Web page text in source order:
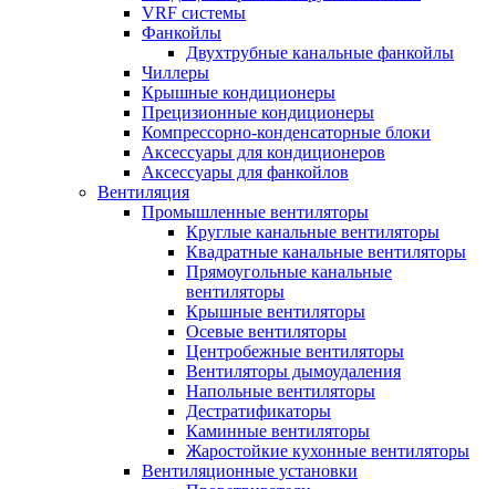
VRF системы
Фанкойлы
Двухтрубные канальные фанкойлы
Чиллеры
Крышные кондиционеры
Прецизионные кондиционеры
Компрессорно-конденсаторные блоки
Аксессуары для кондиционеров
Аксессуары для фанкойлов
Вентиляция
Промышленные вентиляторы
Круглые канальные вентиляторы
Квадратные канальные вентиляторы
Прямоугольные канальные
вентиляторы
Крышные вентиляторы
Осевые вентиляторы
Центробежные вентиляторы
Вентиляторы дымоудаления
Напольные вентиляторы
Дестратификаторы
Каминные вентиляторы
Жаростойкие кухонные вентиляторы
Вентиляционные установки